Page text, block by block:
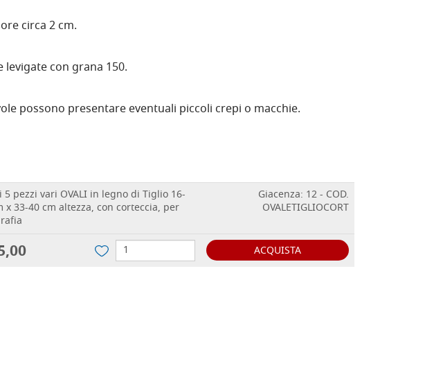
circa 2 cm.
levigate con grana 150.
possono presentare eventuali piccoli crepi o macchie.
5 pezzi vari OVALI in legno di Tiglio 16-
x 33-40 cm altezza, con corteccia, per
Giacenza: 12 - COD.
OVALETIGLIOCORT
ACQUISTA